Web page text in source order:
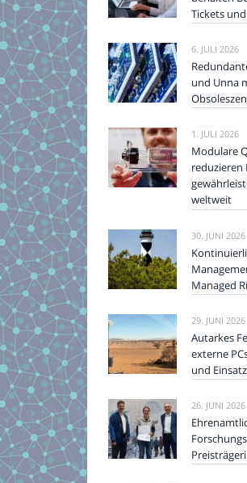
Tickets
6. JULI 2026
und Unna
1. JULI 2026
Modulare
reduzieren
weltweit
30. JUNI 2026
Managed
29. JUNI 2026
Autarkes
externe
und
26. JUNI 2026